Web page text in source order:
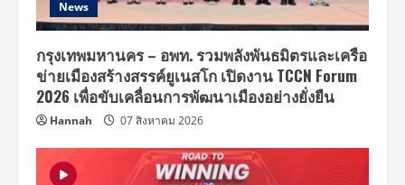
News
กรุงเทพมหานคร – อพท. รวมพลังพันธมิตรและเครือ
ข่ายเมืองสร้างสรรค์ยูเนสโก เปิดงาน TCCN Forum
2026 เพื่อขับเคลื่อนการพัฒนาเมืองอย่างยั่งยืน
Hannah 07 สิงหาคม 2026